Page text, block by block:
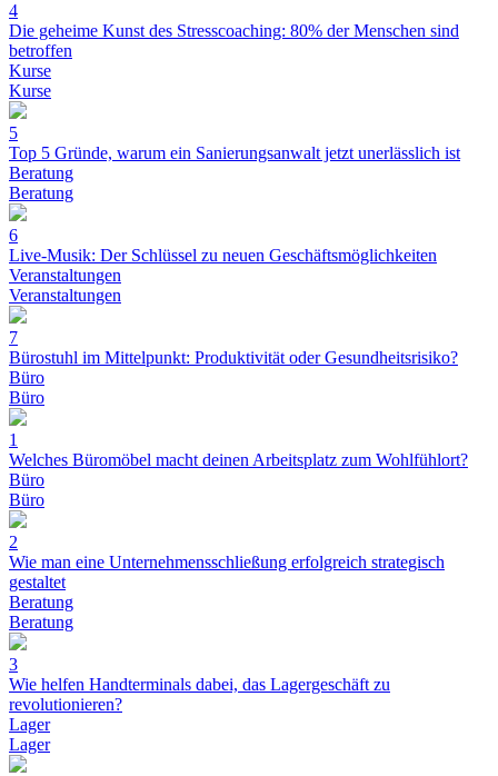
4
Die geheime Kunst des Stresscoaching: 80% der Menschen sind
betroffen
Kurse
Kurse
5
Top 5 Gründe, warum ein Sanierungsanwalt jetzt unerlässlich ist
Beratung
Beratung
6
Live-Musik: Der Schlüssel zu neuen Geschäftsmöglichkeiten
Veranstaltungen
Veranstaltungen
7
Bürostuhl im Mittelpunkt: Produktivität oder Gesundheitsrisiko?
Büro
Büro
1
Welches Büromöbel macht deinen Arbeitsplatz zum Wohlfühlort?
Büro
Büro
2
Wie man eine Unternehmensschließung erfolgreich strategisch
gestaltet
Beratung
Beratung
3
Wie helfen Handterminals dabei, das Lagergeschäft zu
revolutionieren?
Lager
Lager